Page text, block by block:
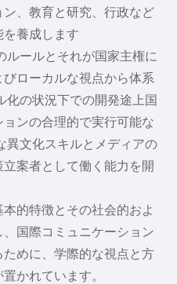
、教育と研究、行政など
養成します
ルールとそれが国家主権に
ローカルな視点から体系
化の状況下での開発途上国
ンの合理的で実行可能な
異文化スキルとメディアの
案者として働く能力を開
的特徴とその社会的およ
国際コミュニケーション
めに、学際的な視点と方
かれています。